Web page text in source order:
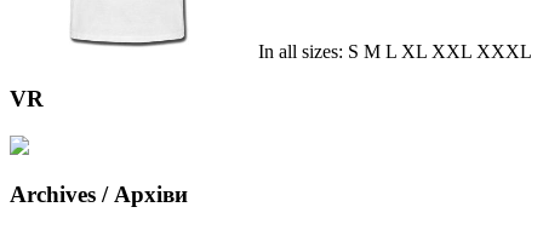
In all sizes: S M L XL XXL XXXL
VR
Archives / Архіви